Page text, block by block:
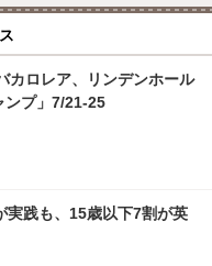
カロレア、リンデンホール
ンプ」7/21-25
実践も、15歳以下7割が英